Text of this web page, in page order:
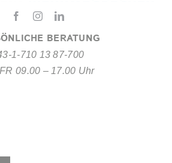
BERATUNG
1-710 13 87-700
09.00 – 17.00 Uhr